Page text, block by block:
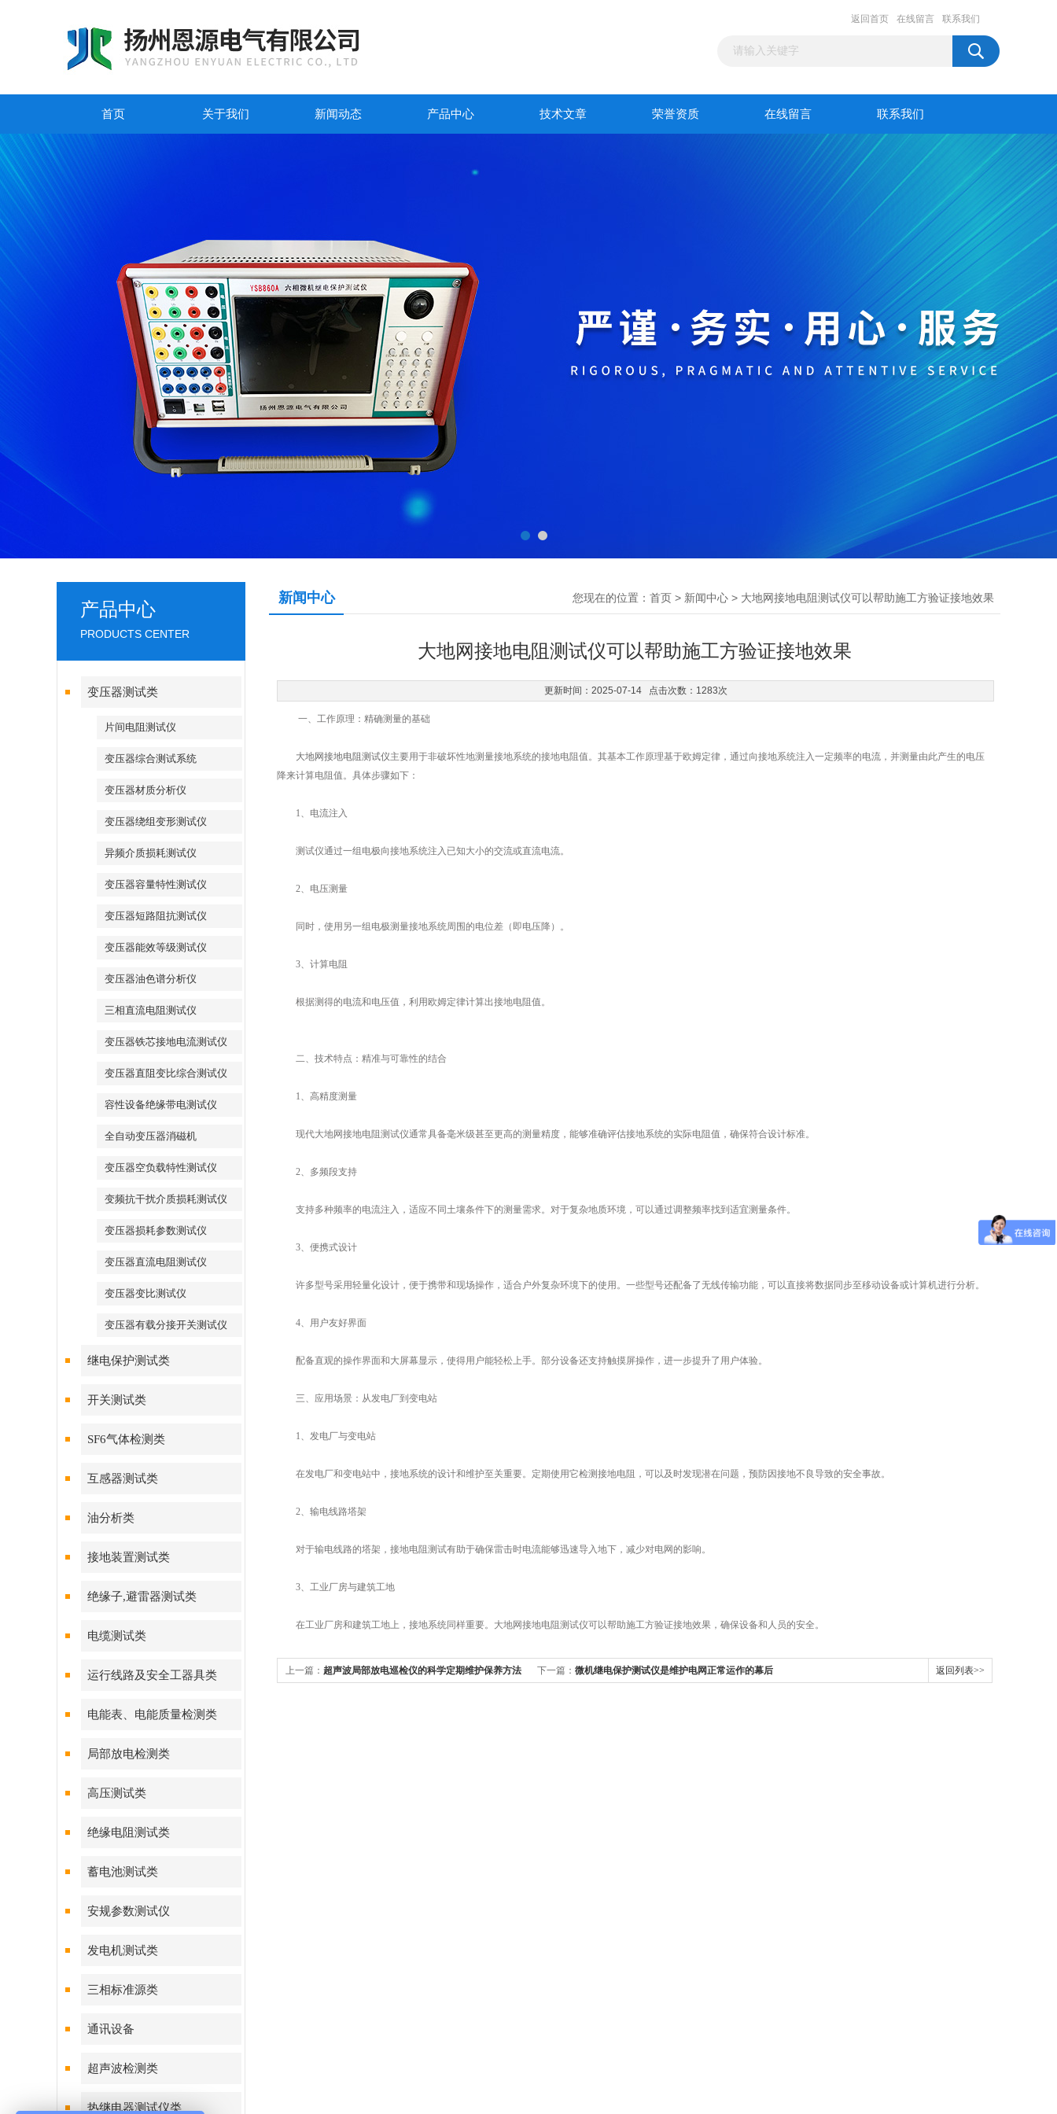
返回首页 在线留言 联系我们
首页 关于我们 新闻动态 产品中心 技术文章 荣誉资质 在线留言 联系我们
产品中心
PRODUCTS CENTER
变压器测试类
片间电阻测试仪
变压器综合测试系统
变压器材质分析仪
变压器绕组变形测试仪
异频介质损耗测试仪
变压器容量特性测试仪
变压器短路阻抗测试仪
变压器能效等级测试仪
变压器油色谱分析仪
三相直流电阻测试仪
变压器铁芯接地电流测试仪
变压器直阻变比综合测试仪
容性设备绝缘带电测试仪
全自动变压器消磁机
变压器空负载特性测试仪
变频抗干扰介质损耗测试仪
变压器损耗参数测试仪
变压器直流电阻测试仪
变压器变比测试仪
变压器有载分接开关测试仪
继电保护测试类
开关测试类
SF6气体检测类
互感器测试类
油分析类
接地装置测试类
绝缘子,避雷器测试类
电缆测试类
运行线路及安全工器具类
电能表、电能质量检测类
局部放电检测类
高压测试类
绝缘电阻测试类
蓄电池测试类
安规参数测试仪
发电机测试类
三相标准源类
通讯设备
超声波检测类
热继电器测试仪类
新闻中心 您现在的位置： 首页 > 新闻中心 > 大地网接地电阻测试仪可以帮助施工方验证接地效果
大地网接地电阻测试仪可以帮助施工方验证接地效果
更新时间：2025-07-14 点击次数：1283次
一、工作原理：精确测量的基础
大地网接地电阻测试仪主要用于非破坏性地测量接地系统的接地电阻值。其基本工作原理基于欧姆定律，通过向接地系统注入一定频率的电流，并测量由此产生的电压
降来计算电阻值。具体步骤如下：
1、电流注入
测试仪通过一组电极向接地系统注入已知大小的交流或直流电流。
2、电压测量
同时，使用另一组电极测量接地系统周围的电位差（即电压降）。
3、计算电阻
根据测得的电流和电压值，利用欧姆定律计算出接地电阻值。
二、技术特点：精准与可靠性的结合
1、高精度测量
现代大地网接地电阻测试仪通常具备毫米级甚至更高的测量精度，能够准确评估接地系统的实际电阻值，确保符合设计标准。
2、多频段支持
支持多种频率的电流注入，适应不同土壤条件下的测量需求。对于复杂地质环境，可以通过调整频率找到适宜测量条件。
3、便携式设计
许多型号采用轻量化设计，便于携带和现场操作，适合户外复杂环境下的使用。一些型号还配备了无线传输功能，可以直接将数据同步至移动设备或计算机进行分析。
4、用户友好界面
配备直观的操作界面和大屏幕显示，使得用户能轻松上手。部分设备还支持触摸屏操作，进一步提升了用户体验。
三、应用场景：从发电厂到变电站
1、发电厂与变电站
在发电厂和变电站中，接地系统的设计和维护至关重要。定期使用它检测接地电阻，可以及时发现潜在问题，预防因接地不良导致的安全事故。
2、输电线路塔架
对于输电线路的塔架，接地电阻测试有助于确保雷击时电流能够迅速导入地下，减少对电网的影响。
3、工业厂房与建筑工地
在工业厂房和建筑工地上，接地系统同样重要。大地网接地电阻测试仪可以帮助施工方验证接地效果，确保设备和人员的安全。
上一篇： 超声波局部放电巡检仪的科学定期维护保养方法 下一篇： 微机继电保护测试仪是维护电网正常运作的幕后 返回列表>>